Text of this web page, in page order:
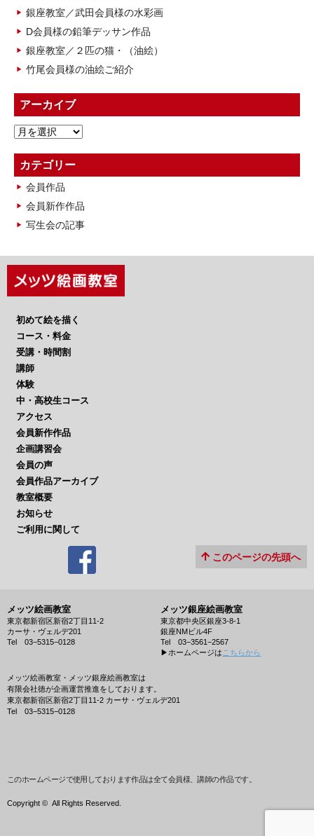
銀座教室／武田会員様の水彩画
D会員様の鉛筆デッサン作品
銀座教室／２匹の猫・（油絵）
竹尾会員様の油絵ご紹介
アーカイブ
ア
カ
イ
ブ
カテゴリー
会員作品
会員新作作品
写生会の記事
初めて絵を描く
コース・料金
受講・時間割
講師
体験
中・高校生コース
アクセス
会員新作作品
企画講習会
会員の声
会員作品アーカイブ
教室概要
お知らせ
ご利用に関して
このページの先頭へ
メッツ絵画教室
東京都新宿区新宿2丁目11-2
カーサ・ヴェルデ201
Tel 03−5315−0128
メッツ銀座絵画教室
東京都中央区銀座3-8-1
銀座NMビル4F
Tel 03−3561−2567
▶︎ホームページはこちらから
メッツ絵画教室・メッツ銀座絵画教室は
有限会社徳が企画運営推進をしております。
東京都新宿区新宿2丁目11-2 カーサ・ヴェルデ201
Tel 03−5315−0128
このホームページで使用しております作品は全て会員様、講師の作品です。
Copyright © All Rights Reserved.